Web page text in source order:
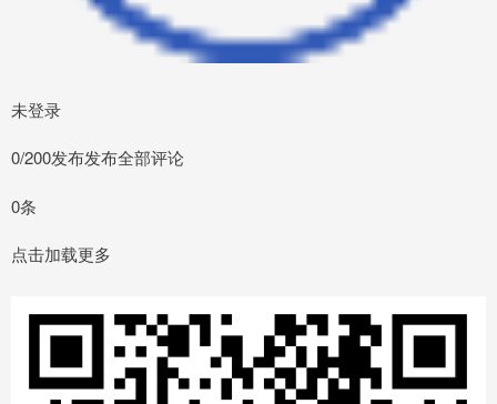
未登录
0/200发布发布全部评论
0条
点击加载更多